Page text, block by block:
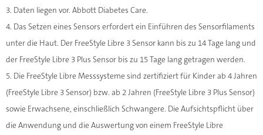
3. Daten liegen vor. Abbott Diabetes Care.
4. Das Setzen eines Sensors erfordert ein Einführen des Sensorﬁlaments
unter die Haut. Der FreeStyle Libre 3 Sensor kann bis zu 14 Tage lang und
der FreeStyle Libre 3 Plus Sensor bis zu 15 Tage lang getragen werden.
5. Die FreeStyle Libre Messsysteme sind zertiﬁziert für Kinder ab 4 Jahren
(FreeStyle Libre 3 Sensor) bzw. ab 2 Jahren (FreeStyle Libre 3 Plus Sensor)
sowie Erwachsene, einschließlich Schwangere. Die Aufsichtspﬂicht über
die Anwendung und die Auswertung von einem FreeStyle Libre